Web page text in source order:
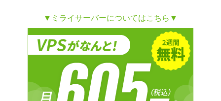
▼ミライサーバーについてはこちら▼